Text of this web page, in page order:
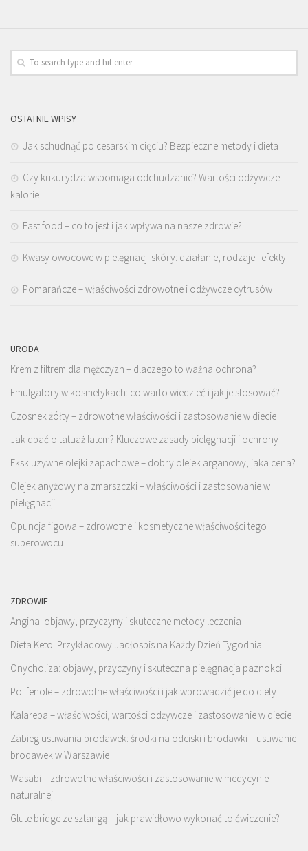
OSTATNIE WPISY
Jak schudnąć po cesarskim cięciu? Bezpieczne metody i dieta
Czy kukurydza wspomaga odchudzanie? Wartości odżywcze i
kalorie
Fast food – co to jest i jak wpływa na nasze zdrowie?
Kwasy owocowe w pielęgnacji skóry: działanie, rodzaje i efekty
Pomarańcze – właściwości zdrowotne i odżywcze cytrusów
URODA
Krem z filtrem dla mężczyzn – dlaczego to ważna ochrona?
Emulgatory w kosmetykach: co warto wiedzieć i jak je stosować?
Czosnek żółty – zdrowotne właściwości i zastosowanie w diecie
Jak dbać o tatuaż latem? Kluczowe zasady pielęgnacji i ochrony
Ekskluzywne olejki zapachowe – dobry olejek arganowy, jaka cena?
Olejek anyżowy na zmarszczki – właściwości i zastosowanie w
pielęgnacji
Opuncja figowa – zdrowotne i kosmetyczne właściwości tego
superowocu
ZDROWIE
Angina: objawy, przyczyny i skuteczne metody leczenia
Dieta Keto: Przykładowy Jadłospis na Każdy Dzień Tygodnia
Onycholiza: objawy, przyczyny i skuteczna pielęgnacja paznokci
Polifenole – zdrowotne właściwości i jak wprowadzić je do diety
Kalarepa – właściwości, wartości odżywcze i zastosowanie w diecie
Zabieg usuwania brodawek: środki na odciski i brodawki – usuwanie
brodawek w Warszawie
Wasabi – zdrowotne właściwości i zastosowanie w medycynie
naturalnej
Glute bridge ze sztangą – jak prawidłowo wykonać to ćwiczenie?